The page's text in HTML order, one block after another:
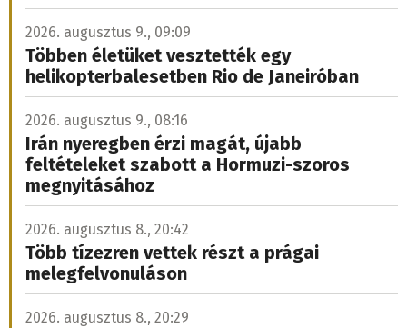
2026. augusztus 9., 09:09
Többen életüket vesztették egy
helikopterbalesetben Rio de Janeiróban
2026. augusztus 9., 08:16
Irán nyeregben érzi magát, újabb
feltételeket szabott a Hormuzi-szoros
megnyitásához
2026. augusztus 8., 20:42
Több tízezren vettek részt a prágai
melegfelvonuláson
2026. augusztus 8., 20:29